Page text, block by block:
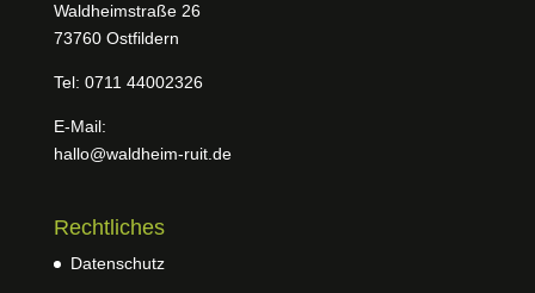
Waldheimstraße 26
73760 Ostfildern
Tel: 0711 44002326
E-Mail:
hallo@waldheim-ruit.de
Rechtliches
Datenschutz